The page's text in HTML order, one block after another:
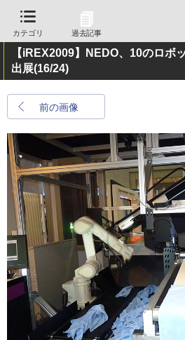
カテゴリ 過去記事
【iREX2009】NEDO、10のロボ
出展(16/24)
前の画像